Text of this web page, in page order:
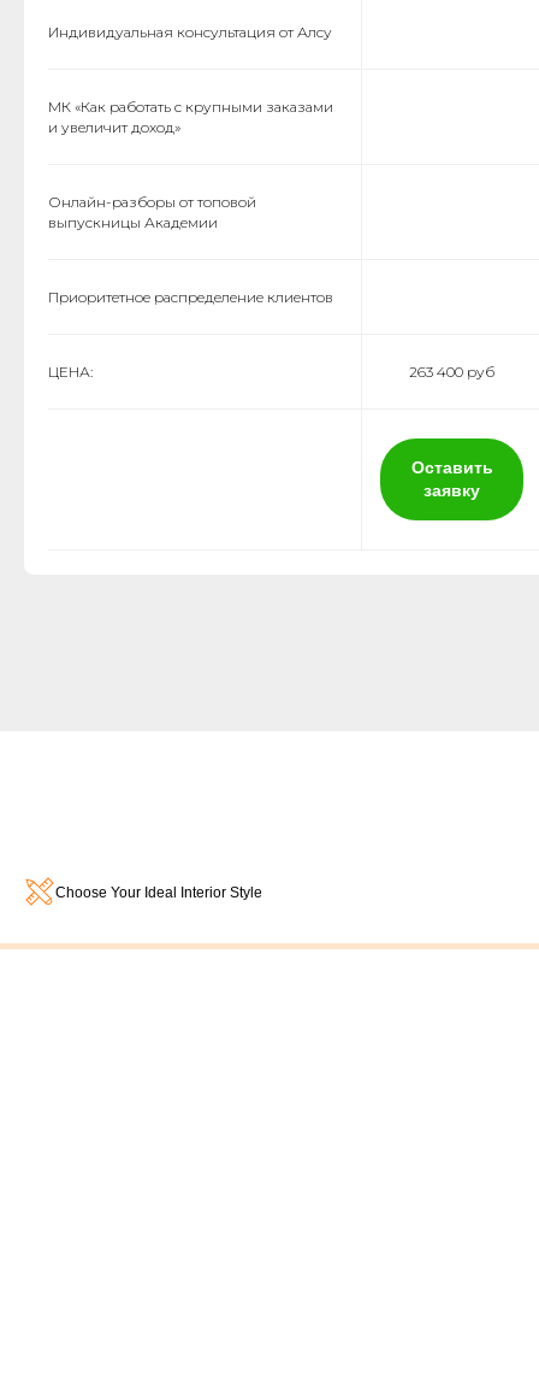
Индивидуальная консультация от Алсу
МК «Как работать с крупными заказами
и увеличит доход»
Онлайн-разборы от топовой
выпускницы Академии
Приоритетное распределение клиентов
ЦЕНА: 263 400 руб
Оставить
заявку
Choose Your Ideal Interior Style